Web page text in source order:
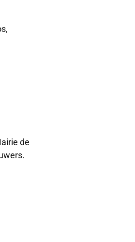
de